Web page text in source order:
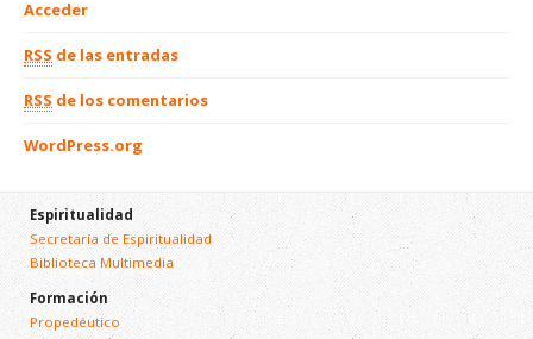
Acceder
RSS de las entradas
RSS de los comentarios
WordPress.org
Espiritualidad
Secretaría de Espiritualidad
Biblioteca Multimedia
Formación
Propedéutico